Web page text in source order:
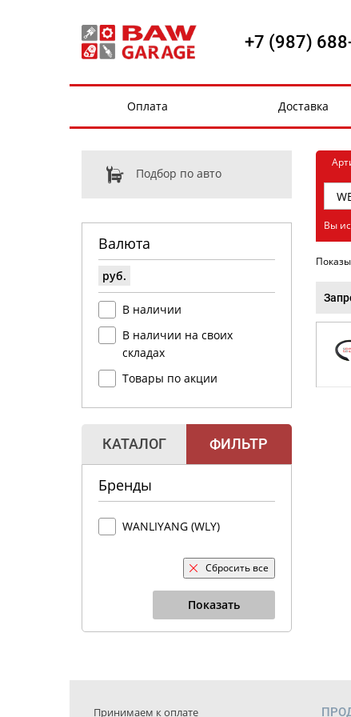
+7 (987)
Оплата Доставка
Подбор по авто
Валюта
руб.
В наличии
В наличии на своих
складах
Товары по акции
КАТАЛОГ ФИЛЬТР
Бренды
WANLIYANG (WLY)
Сбросить все
Показать
Вы
Принимаем к оплате